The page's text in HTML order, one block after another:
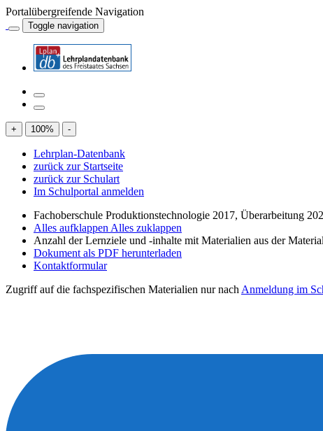
Portalübergreifende Navigation
Toggle navigation
+ 100% -
Lehrplan-Datenbank
zurück zur Startseite
zurück zur Schulart
Im Schulportal anmelden
Fachoberschule Produktionstechnologie 2017, Überarbeitung
Alles aufklappen Alles zuklappen
Anzahl der Lernziele und -inhalte mit Materialien aus der
Dokument als PDF herunterladen
Kontaktformular
Zugriff auf die fachspezifischen Materialien nur nach Anmeldung im